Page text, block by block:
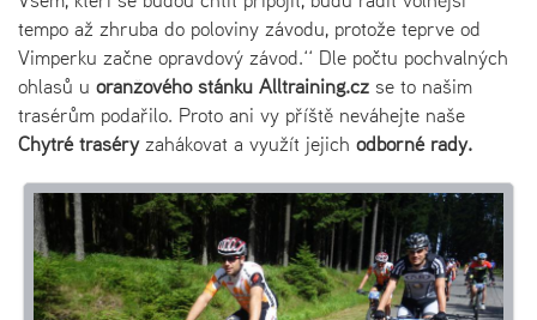
tempo až zhruba do poloviny závodu, protože teprve od
Vimperku začne opravdový závod.‘‘ Dle počtu pochvalných
ohlasů u oranžového stánku Alltraining.cz se to našim
trasérům podařilo. Proto ani vy příště neváhejte naše
Chytré traséryzahákovat a využít jejich odborné rady.